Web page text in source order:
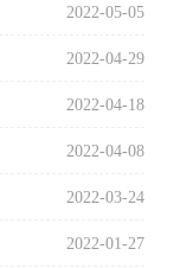
2022-05-05
2022-04-29
2022-04-18
2022-04-08
2022-03-24
2022-01-27